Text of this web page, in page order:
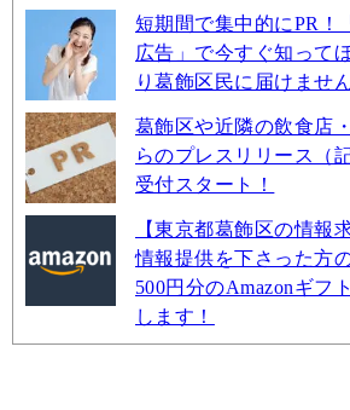
短期間で集中的にPR！
広告」で今すぐ知って
り葛飾区民に届けませ
葛飾区や近隣の飲食店
らのプレスリリース（
受付スタート！
【東京都葛飾区の情報
情報提供を下さった方
500円分のAmazonギフ
します！